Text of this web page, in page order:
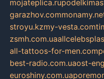
mojateplica.ru
garazhov.com
stroyu.kzmy-vesta.com
zsmh.com.ua
all-tattoos-for-men.com
best-radio.com.uaost-
euroshiny.com.ua